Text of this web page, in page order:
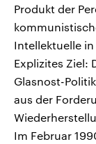
Produkt der
Intellektuelle
Explizites Ziel:
Glasnost-
aus der
Im Februar